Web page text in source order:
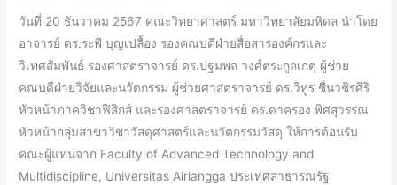
วันที่ 20 ธันวาคม 2567 คณะวิทยาศาสตร์ มหาวิทยาลัยมหิดล นำโดย
อาจารย์ ดร.ระพี บุญเปลื้อง รองคณบดีฝ่ายสื่อสารองค์กรและ
วิเทศสัมพันธ์ รองศาสตราจารย์ ดร.ปฐมพล วงศ์ตระกูลเกตุ ผู้ช่วย
คณบดีฝ่ายวิจัยและนวัตกรรม ผู้ช่วยศาสตราจารย์ ดร.วิทูร ชื่นวชิรศิริ
หัวหน้าภาควิชาฟิสิกส์ และรองศาสตราจารย์ ดร.ดาครอง พิศสุวรรณ
หัวหน้ากลุ่มสาขาวิชาวัสดุศาสตร์และนวัตกรรมวัสดุ ให้การต้อนรับ
คณะผู้แทนจาก Faculty of Advanced Technology and
Multidiscipline, Universitas Airlangga ประเทศสาธารณรัฐ
Airlangga
สาธารณรัฐ
อินโดนีเซีย
และ
หารือ
ความ
ร่วม